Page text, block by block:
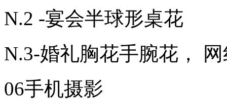
N.2 -宴会半球形桌花
N.3-婚礼胸花手腕花，
06手机摄影